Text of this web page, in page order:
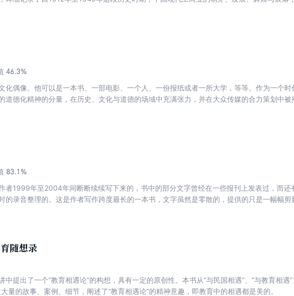
46.3%
化偶像。他可以是一本书、一部电影、一个人、一份报纸或者一所大学，等等。作为一个时
道德化精神的分量，在历史、文化与道德的场域中充满张力，并在大众传媒的合力策划中被
83.1%
者1999年至2004年间断断续续写下来的，书中的部分文字曾经在一些报刊上发表过，而还
的录音整理的。这是作者写作跨度最长的一本书，文字虽然是零散的，提供的只是一幅幅剪
随想录
中提出了一个“教育相遇论”的构想，具有一定的原创性。本书从“与民国相遇”、“与教育相遇”
量的故事、案例、细节，阐述了“教育相遇论”的精神意趣，即教育中的相遇都是美的。